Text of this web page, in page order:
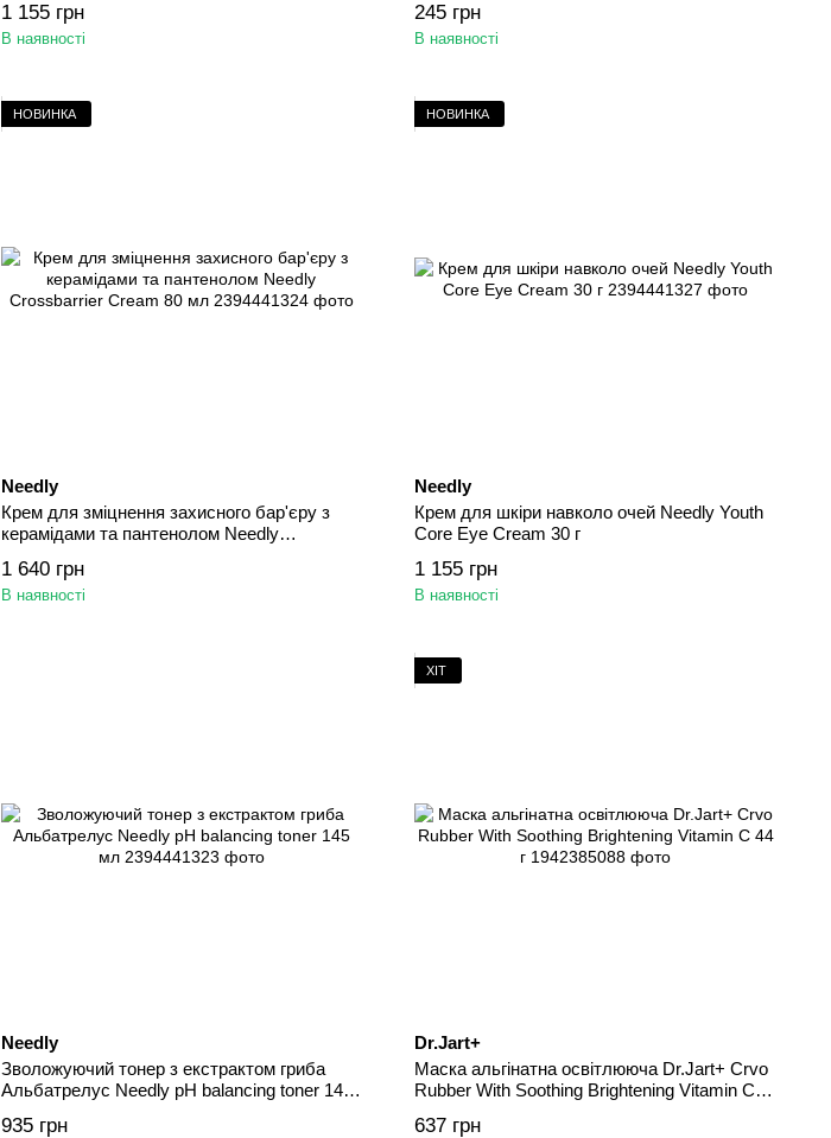
1 155 грн
В наявності
245 грн
В наявності
НОВИНКА
Needly
Крем для зміцнення захисного бар'єру з
керамідами та пантенолом Needly
1 640 грн
В наявності
НОВИНКА
Needly
Крем для шкіри навколо очей Needly Youth
Core Eye Cream 30 г
1 155 грн
В наявності
Needly
Зволожуючий тонер з екстрактом гриба
Альбатрелус Needly pH balancing toner 145
935 грн
ХІТ
Dr.Jart+
Маска альгінатна освітлююча Dr.Jart+ Crvo
Rubber With Soothing Brightening Vitamin C
637 грн